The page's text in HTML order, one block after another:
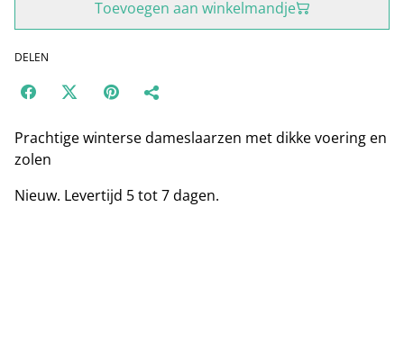
Toevoegen aan winkelmandje
DELEN
Prachtige winterse dameslaarzen met dikke voering en
zolen
Nieuw. Levertijd 5 tot 7 dagen.